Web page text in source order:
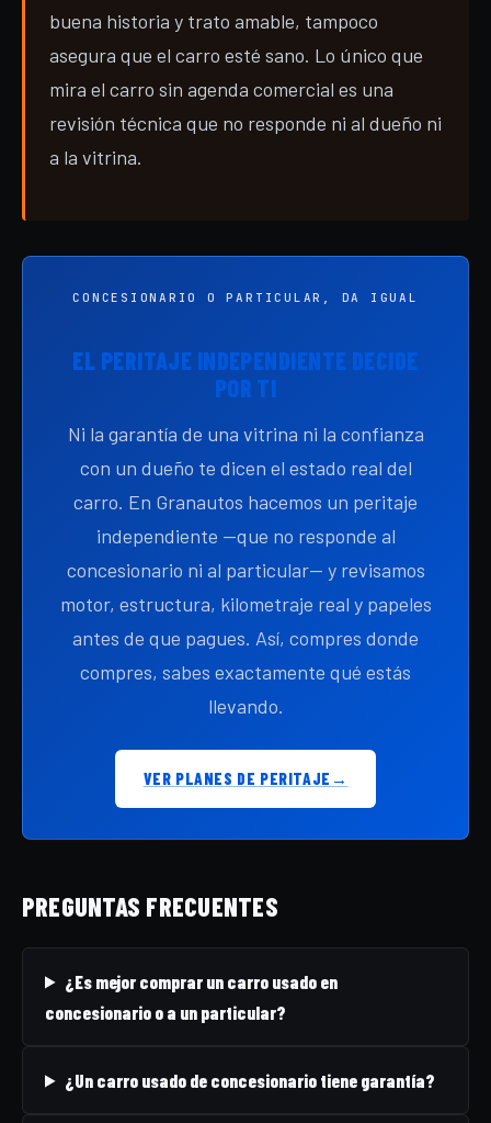
buena historia y trato amable, tampoco
asegura que el carro esté sano. Lo único que
mira el carro sin agenda comercial es una
revisión técnica que no responde ni al dueño ni
a la vitrina.
CONCESIONARIO O PARTICULAR, DA IGUAL
EL PERITAJE INDEPENDIENTE DECIDE
POR TI
Ni la garantía de una vitrina ni la confianza
con un dueño te dicen el estado real del
carro. En Granautos hacemos un peritaje
independiente —que no responde al
concesionario ni al particular— y revisamos
motor, estructura, kilometraje real y papeles
antes de que pagues. Así, compres donde
compres, sabes exactamente qué estás
llevando.
VER PLANES DE PERITAJE →
PREGUNTAS FRECUENTES
¿Es mejor comprar un carro usado en
concesionario o a un particular?
¿Un carro usado de concesionario tiene garantía?